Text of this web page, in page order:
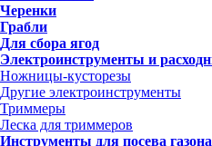
Черенки
Грабли
Для сбора ягод
Электроинструменты и
Ножницы-кусторезы
Другие электроинструменты
Триммеры
Леска для триммеров
Инструменты для посева газона